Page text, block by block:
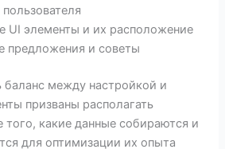
UI элементы и их расположение
предложения и советы
баланс между настройкой и
призваны располагать
того, какие данные собираются и
для оптимизации их опыта